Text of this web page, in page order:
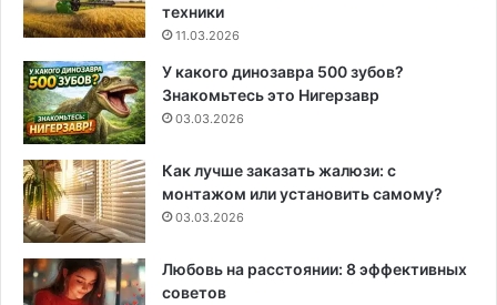
техники
11.03.2026
У какого динозавра 500 зубов?
Знакомьтесь это Нигерзавр
03.03.2026
Как лучше заказать жалюзи: с
монтажом или установить самому?
03.03.2026
Любовь на расстоянии: 8 эффективных
советов